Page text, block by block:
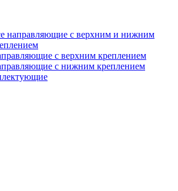
направляющие с верхним и нижним
с верхним креплением
с нижним креплением